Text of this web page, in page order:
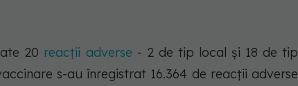
20 reacţii adverse - 2 de tip local şi 18 de tip
s-au înregistrat 16.364 de reacţii adverse